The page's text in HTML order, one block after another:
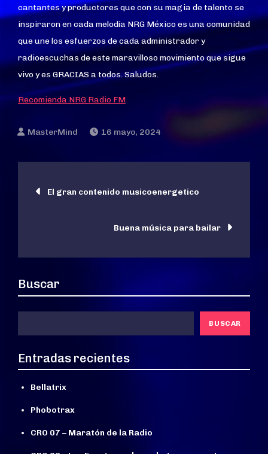
cantantes y productores que con su magia de talento se
inspiraron en cada melodía NRG México es una comunidad
que une los esfuerzos de cada administrador y
radioescuchas de este maravilloso movimiento que sigue
vivo y es GRACIAS a todos. Saludos.
Recomienda NRG Radio FM
16 mayo, 2024
Navegación
entradas
El gran contenido musicoenergetico
Buena música para bailar
Buscar
BUSCAR
Entradas recientes
Bellatrix
Phobotrax
CRO 07 – Maratón de la Radio